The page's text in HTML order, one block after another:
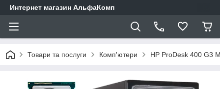
Интернет магазин АльфаКомп
Товари та послуги Комп'ютери HP ProDesk 400 G3